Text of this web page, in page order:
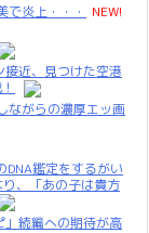
で炎上・・・
NEW!
接近、見つけた空港
がらの濃厚エッ画
鑑定をするがい
、「あの子は貴方
」続編への期待が高